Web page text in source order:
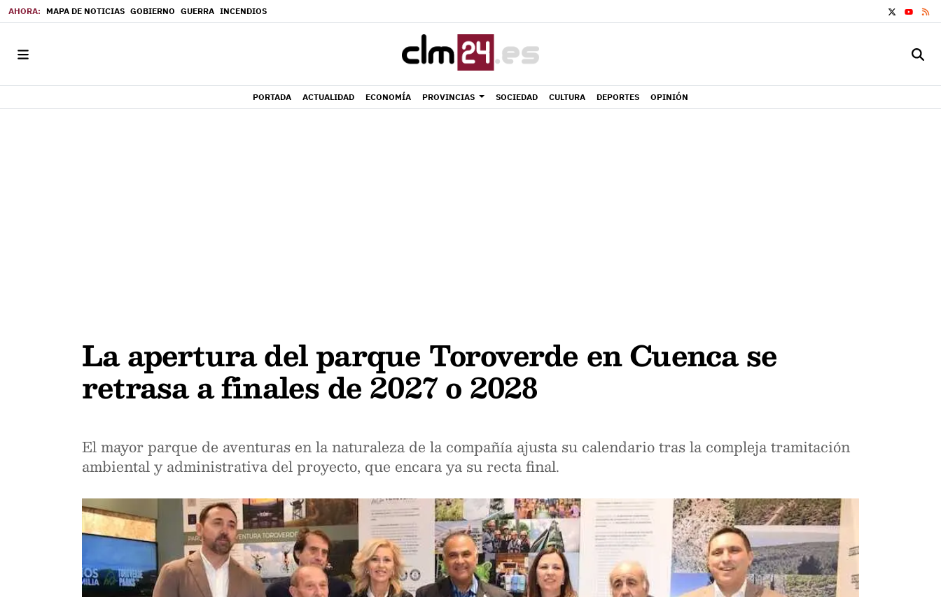
MAPA DE NOTICIAS GOBIERNO GUERRA INCENDIOS
YOUTUBE
PORTADA ACTUALIDAD ECONOMÍA PROVINCIAS SOCIEDAD CULTURA DEPORTES OPINIÓN
La apertura del parque Toroverde en Cuenca se
retrasa a finales de 2027 o 2028
El mayor parque de aventuras en la naturaleza de la compañía ajusta su calendario tras la compleja tramitación
ambiental y administrativa del proyecto, que encara ya su recta final.